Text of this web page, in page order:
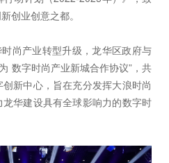
创业创意之都。
尚产业转型升级，龙华区政府与
数字时尚产业新城合作协议”，共
新中心，旨在充分发挥大浪时尚
华建设具有全球影响力的数字时